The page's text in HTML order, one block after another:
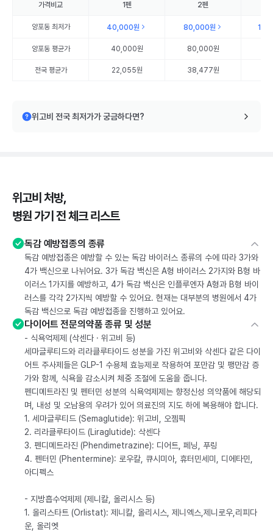
가격비교 1펜 2펜
양포동최저가 40,000원 80,000원
양포동평균가 40,000원 80,000원
전국 평균가 22,055원 38,477원
위고비 전국 최저가가 궁금하다면?
위고비 처방,
병원 가기 전 체크 리스트
독감 예방접종의 종류
독감 예방접종은 예방할 수 있는 독감 바이러스 종류의 수에 따라 3가와
4가 백신으로 나뉘어요. 3가 독감 백신은 A형 바이러스 2가지와 B형 바
이러스 1가지를 예방하고, 4가 독감 백신은 인플루엔자 A형과 B형 바이
러스를 각각 2가지씩 예방할 수 있어요. 현재는 대부분의 병원에서 4가
독감 백신으로 독감 예방접종을 진행하고 있어요.
다이어트 전문의약품 종류 및 성분
- 식욕억제제 (삭센다 · 위고비 등)
세마글루티드와 리라클루타이드 성분을 가진 위고비와 삭센다 같은 다이
어트 주사제들은 GLP-1 수용체 효능제로 작용하여 포만감 및 팽만감 증
가와 함께, 식욕을 감소시켜 체중 조절에 도움을 줍니다.
펜디메트라진 및 펜터민 성분의 식욕억제제는 향정신성 의약품에 해당되
며, 내성 및 오남용의 우려가 있어 의료진의 지도 하에 복용해야 합니다.
1. 세마글루티드 (Semaglutide): 위고비, 오젬픽
2. 리라클루타이드 (Liraglutide): 삭센다
3. 펜디메트라진 (Phendimetrazine): 디어트, 페닝, 푸링
4. 펜터민 (Phentermine): 로우칼, 큐시미아, 휴터민세미, 디에타민,
아디펙스
- 지방흡수억제제 (제니칼, 올리시스 등)
1. 올리스타트 (Orlistat): 제니칼, 올리시스, 제니엑스,제니로우,리피다
운, 올리엣